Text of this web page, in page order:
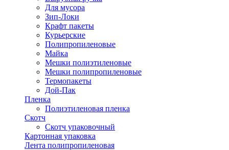
Для мусора
Зип-Локи
Крафт пакеты
Курьерские
Полипропиленовые
Майка
Мешки полиэтиленовые
Мешки полипропиленовые
Термопакеты
Дой-Пак
Пленка
Полиэтиленовая пленка
Скотч
Скотч упаковочный
Картонная упаковка
Лента полипропиленовая